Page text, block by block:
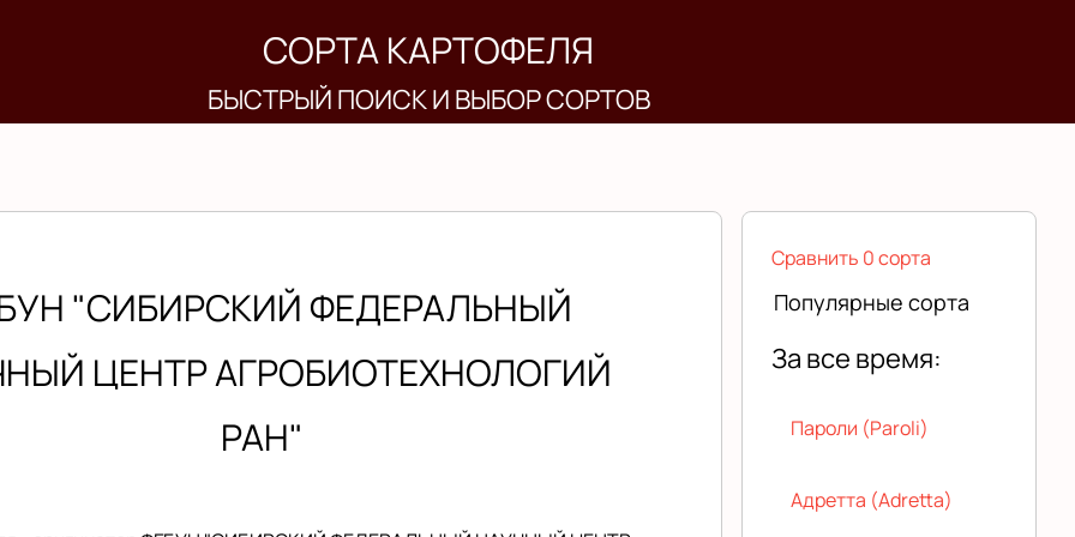
СОРТА КАРТОФЕЛЯ
БЫСТРЫЙ ПОИСК И ВЫБОР СОРТОВ
"СИБИРСКИЙ ФЕДЕРАЛЬНЫЙ
ЦЕНТР АГРОБИОТЕХНОЛОГИЙ
РАН"
Сравнить 0 сорта
Популярные сорта
За все время:
Пароли (Paroli)
Адретта (Adretta)